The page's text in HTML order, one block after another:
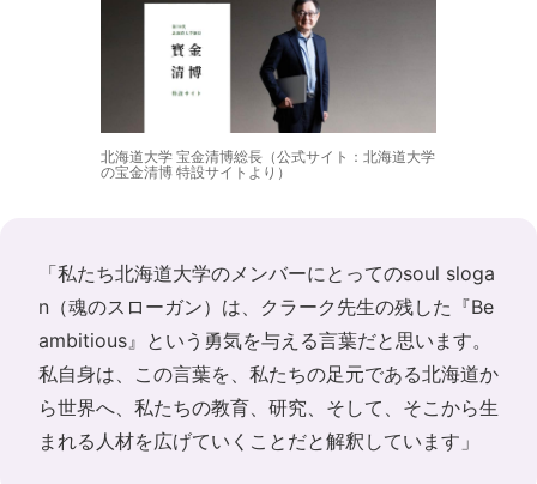
北海道大学 宝金清博総長（公式サイト：北海道大学
の宝金清博 特設サイトより）
「私たち北海道大学のメンバーにとってのsoul sloga
n（魂のスローガン）は、クラーク先生の残した『Be
ambitious』という勇気を与える言葉だと思います。
私自身は、この言葉を、私たちの足元である北海道か
ら世界へ、私たちの教育、研究、そして、そこから生
まれる人材を広げていくことだと解釈しています」